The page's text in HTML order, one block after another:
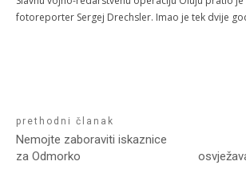
fotoreporter Sergej Drechsler. Imao je tek dvije
prethodni članak
Nemojte zaboraviti iskaznice
za Odmorko